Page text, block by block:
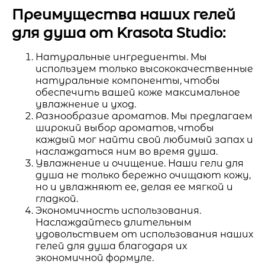
Преимущества наших гелей
для душа от Krasota Studio:
Натуральные ингредиенты. Мы
используем только высококачественные
натуральные компоненты, чтобы
обеспечить вашей коже максимальное
увлажнение и уход.
Разнообразие ароматов. Мы предлагаем
широкий выбор ароматов, чтобы
каждый мог найти свой любимый запах и
наслаждаться ним во время душа.
Увлажнение и очищение. Наши гели для
душа не только бережно очищают кожу,
но и увлажняют ее, делая ее мягкой и
гладкой.
Экономичность использования.
Наслаждайтесь длительным
удовольствием от использования наших
гелей для душа благодаря их
экономичной формуле.